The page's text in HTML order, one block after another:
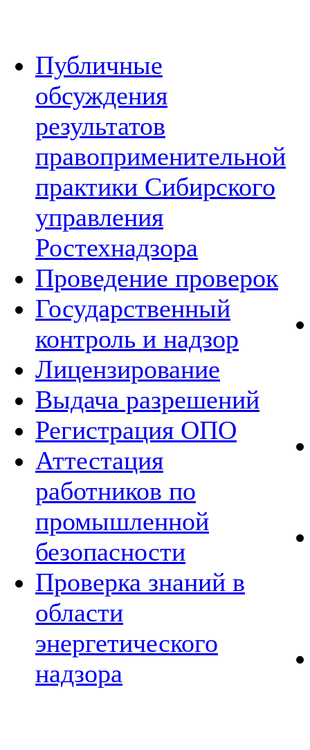
Публичные
обсуждения
результатов
правоприменительной
практики Сибирского
управления
Ростехнадзора
Проведение проверок
Государственный
контроль и надзор
Лицензирование
Выдача разрешений
Регистрация ОПО
Аттестация
работников по
промышленной
безопасности
Проверка знаний в
области
энергетического
надзора